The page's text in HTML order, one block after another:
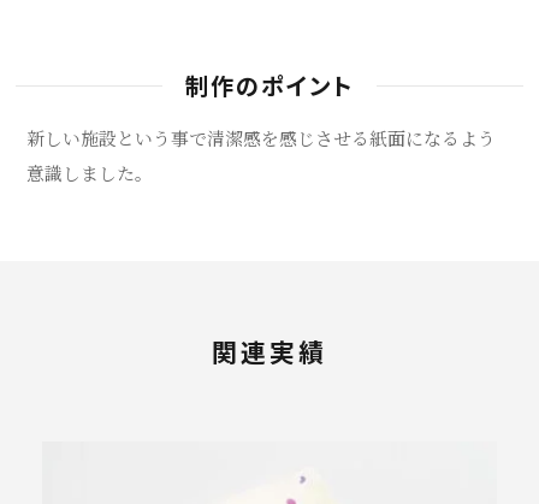
制作のポイント
新しい施設という事で清潔感を感じさせる紙面になるよう
意識しました。
関連実績